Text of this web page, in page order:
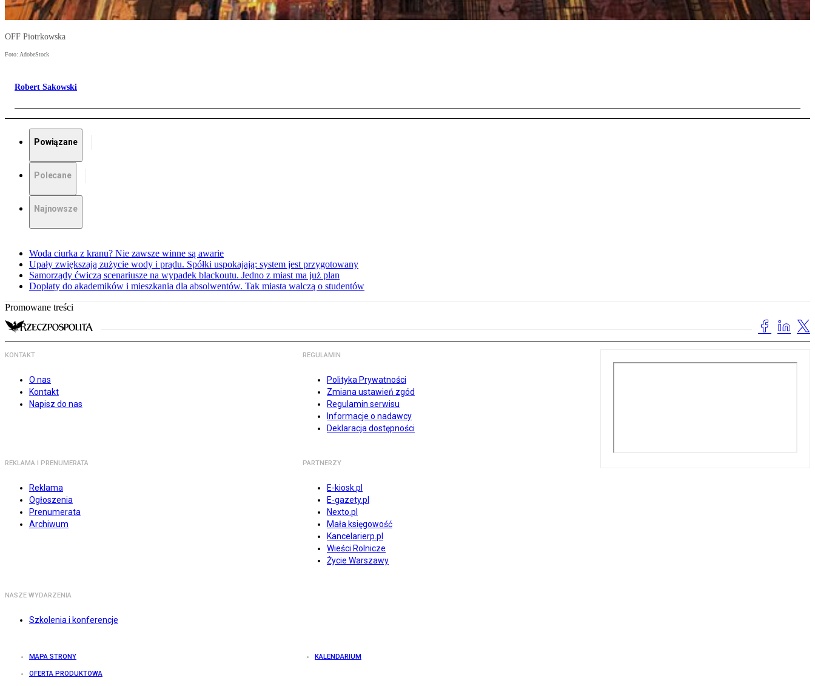
OFF Piotrkowska
Foto: AdobeStock
Robert Sakowski
Powiązane
Polecane
Najnowsze
Woda ciurka z kranu? Nie zawsze winne są awarie
Upały zwiększają zużycie wody i prądu. Spółki uspokajają: system jest przygotowany
Samorządy ćwiczą scenariusze na wypadek blackoutu. Jedno z miast ma już plan
Dopłaty do akademików i mieszkania dla absolwentów. Tak miasta walczą o studentów
Promowane treści
KONTAKT
O nas
Kontakt
Napisz do nas
REGULAMIN
Polityka Prywatności
Zmiana ustawień zgód
Regulamin serwisu
Informacje o nadawcy
Deklaracja dostępności
REKLAMA I PRENUMERATA
Reklama
Ogłoszenia
Prenumerata
Archiwum
PARTNERZY
E-kiosk.pl
E-gazety.pl
Nexto.pl
Mała księgowość
Kancelarierp.pl
Wieści Rolnicze
Życie Warszawy
NASZE WYDARZENIA
Szkolenia i konferencje
MAPA STRONY KALENDARIUM
OFERTA PRODUKTOWA